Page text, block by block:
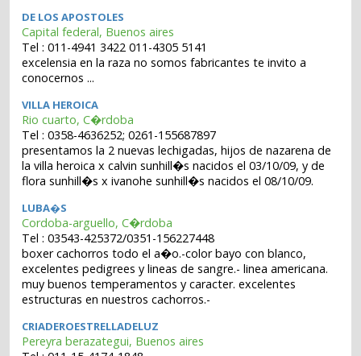
DE LOS APOSTOLES
Capital federal, Buenos aires
Tel : 011-4941 3422 011-4305 5141
excelensia en la raza no somos fabricantes te invito a
conocernos ...
VILLA HEROICA
Rio cuarto, C�rdoba
Tel : 0358-4636252; 0261-155687897
presentamos la 2 nuevas lechigadas, hijos de nazarena de
la villa heroica x calvin sunhill�s nacidos el 03/10/09, y de
flora sunhill�s x ivanohe sunhill�s nacidos el 08/10/09.
LUBA�S
Cordoba-arguello, C�rdoba
Tel : 03543-425372/0351-156227448
boxer cachorros todo el a�o.-color bayo con blanco,
excelentes pedigrees y lineas de sangre.- linea americana.
muy buenos temperamentos y caracter. excelentes
estructuras en nuestros cachorros.-
CRIADEROESTRELLADELUZ
Pereyra berazategui, Buenos aires